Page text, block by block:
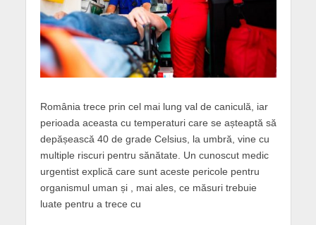
România trece prin cel mai lung val de caniculă, iar
perioada aceasta cu temperaturi care se așteaptă să
depășească 40 de grade Celsius, la umbră, vine cu
multiple riscuri pentru sănătate. Un cunoscut medic
urgentist explică care sunt aceste pericole pentru
organismul uman și , mai ales, ce măsuri trebuie
luate pentru a trece cu